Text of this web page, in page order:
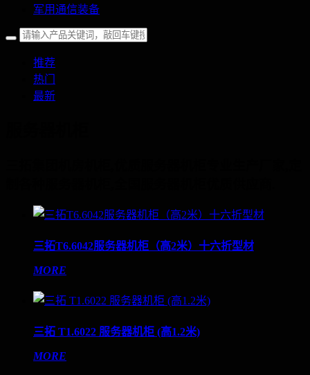
军用通信装备
推荐
热门
最新
三拓T6.6042服务器机柜（高2米）十六折型材
MORE
三拓 T1.6022 服务器机柜 (高1.2米)
MORE